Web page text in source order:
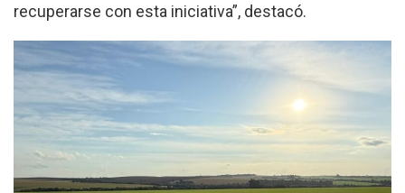
recuperarse con esta iniciativa”, destacó.